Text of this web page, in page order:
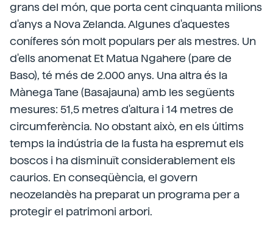
grans del món, que porta cent cinquanta milions
d'anys a Nova Zelanda. Algunes d'aquestes
coníferes són molt populars per als mestres. Un
d'ells anomenat Et Matua Ngahere (pare de
Baso), té més de 2.000 anys. Una altra és la
Mànega Tane (Basajauna) amb les següents
mesures: 51,5 metres d'altura i 14 metres de
circumferència. No obstant això, en els últims
temps la indústria de la fusta ha espremut els
boscos i ha disminuït considerablement els
caurios. En conseqüència, el govern
neozelandès ha preparat un programa per a
protegir el patrimoni arbori.